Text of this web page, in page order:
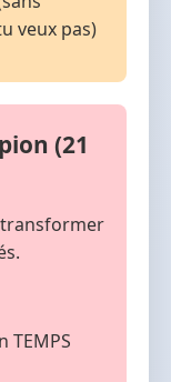
veux pas)
(21
TEMPS